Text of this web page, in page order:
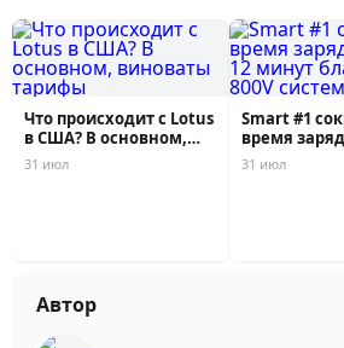
Что происходит с Lotus
в США? В основном,
виноваты...
31 июл
Smart #1
время
12 минут б...
31 июл
Автор